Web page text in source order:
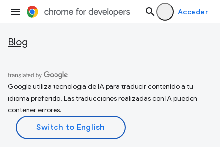
Acceder
Blog
Google utiliza tecnología de IA para traducir contenido a tu
idioma preferido. Las traducciones realizadas con IA pueden
contener errores.